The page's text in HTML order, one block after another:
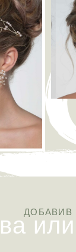
ДОБАВИВ